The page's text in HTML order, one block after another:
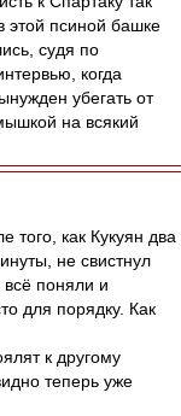
этой псиной башке
судя по
когда
убегать от
на всякий
того, как Кукуян два
не свистнул
поняли и
для порядку. Как
к другому
теперь уже